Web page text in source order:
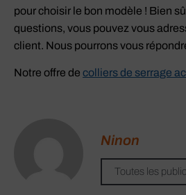
pour choisir le bon modèle ! Bien
questions, vous pouvez vous
client. Nous pourrons vous
Notre offre de colliers de serrage
Ninon
Toutes les